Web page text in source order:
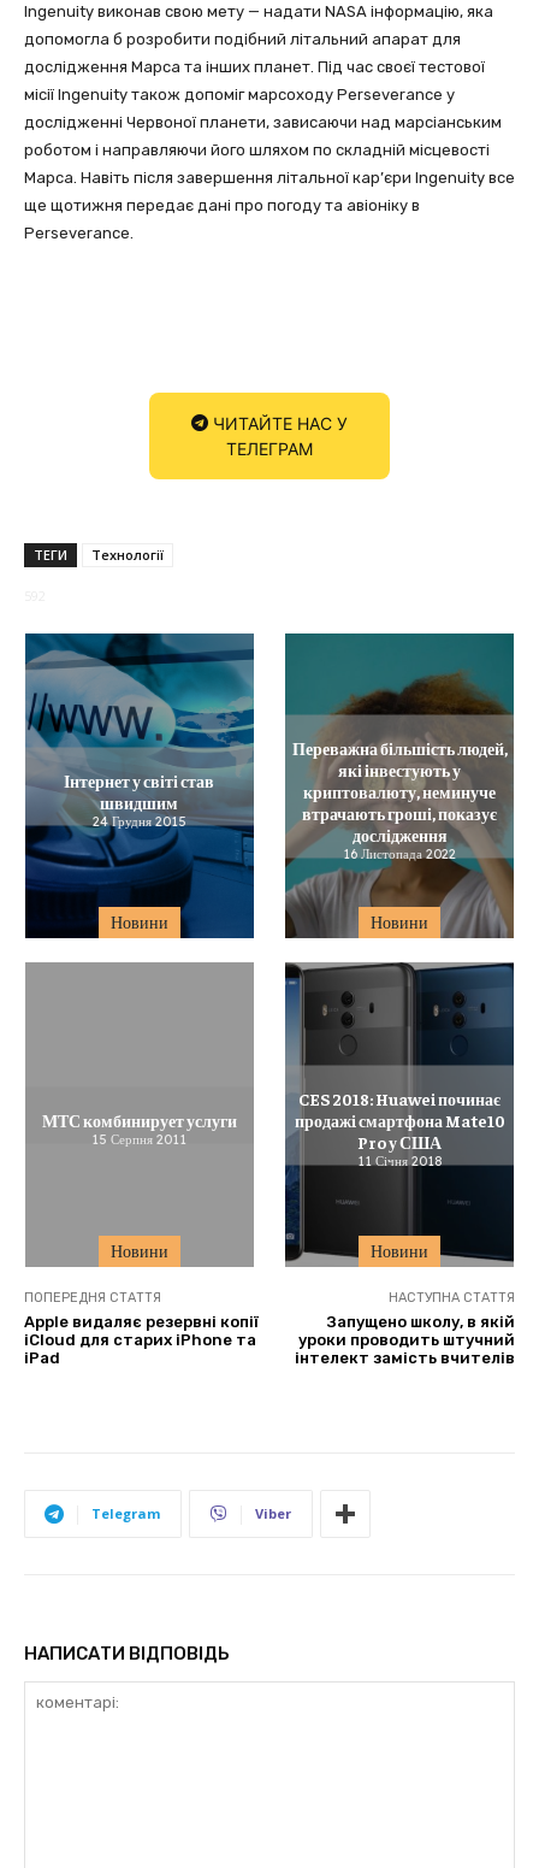
Ingenuity виконав свою мету — надати NASA інформацію, яка
допомогла б розробити подібний літальний апарат для
дослідження Марса та інших планет. Під час своєї тестової
місії Ingenuity також допоміг марсоходу Perseverance у
дослідженні Червоної планети, зависаючи над марсіанським
роботом і направляючи його шляхом по складній місцевості
Марса. Навіть після завершення літальної кар’єри Ingenuity все
ще щотижня передає дані про погоду та авіоніку в
Perseverance.
ЧИТАЙТЕ НАС У
ТЕЛЕГРАМ
ТЕГИ Технології
Новини
Інтернет у світі став
швидшим
24 Грудня 2015
Новини
Переважна більшість людей,
які інвестують у
криптовалюту, неминуче
втрачають гроші, показує
дослідження
16 Листопада 2022
Новини
МТС комбинирует услуги
15 Серпня 2011
Новини
CES 2018: Huawei починає
продажi смартфона Mate10
Pro у США
11 Січня 2018
ПОПЕРЕДНЯ СТАТТЯ
Apple видаляє резервні копії
iCloud для старих iPhone та
iPad
НАСТУПНА СТАТТЯ
Запущено школу, в якій
уроки проводить штучний
інтелект замість вчителів
Telegram Viber
НАПИСАТИ ВІДПОВІДЬ